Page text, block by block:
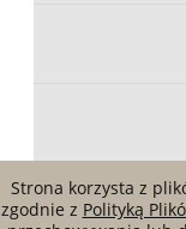
Strona korzysta z
zgodnie z Polityką